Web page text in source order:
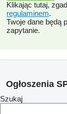
Klikając tutaj,
regulaminem.
Twoje dane będą
zapytanie.
Ogłoszenia
Szukaj